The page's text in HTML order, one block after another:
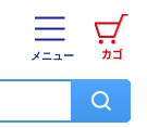
カゴ
メニュー